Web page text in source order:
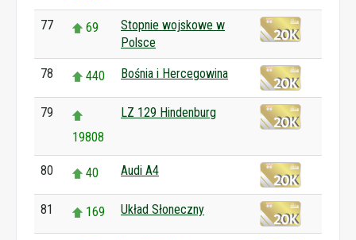
77 69
Stopnie wojskowe w
Polsce
78 440 Bośnia i Hercegowina
79
19808
LZ 129 Hindenburg
80 40 Audi A4
81 169 Układ Słoneczny